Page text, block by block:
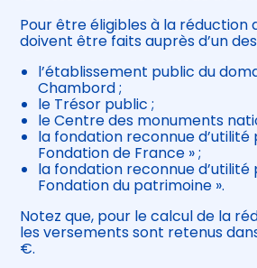
Pour être éligibles à la réduction
doivent être faits auprès d’un
l’établissement public du
Chambord ;
le Trésor public ;
le Centre des monuments
la fondation reconnue d’utilité
Fondation de France » ;
la fondation reconnue d’utilité
Fondation du patrimoine ».
Notez que, pour le calcul de la
les versements sont retenus
€.